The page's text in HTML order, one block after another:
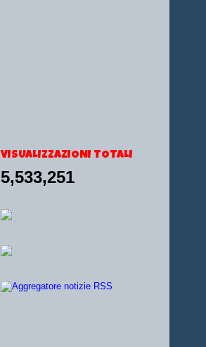
VISUALIZZAZIONI TOTALI
5,533,251